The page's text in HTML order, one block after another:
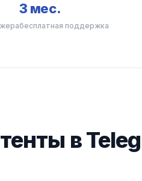
3 мес.
бесплатная поддержка
в